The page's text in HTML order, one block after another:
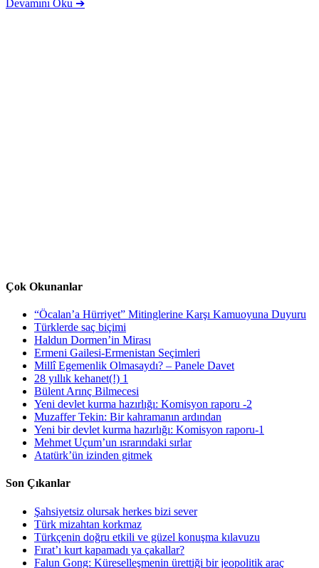
Devamını Oku ➔
Çok Okunanlar
“Öcalan’a Hürriyet” Mitinglerine Karşı Kamuoyuna Duyuru
Türklerde saç biçimi
Haldun Dormen’in Mirası
Ermeni Gailesi-Ermenistan Seçimleri
Millî Egemenlik Olmasaydı? – Panele Davet
28 yıllık kehanet(!) 1
Bülent Arınç Bilmecesi
Yeni devlet kurma hazırlığı: Komisyon raporu -2
Muzaffer Tekin: Bir kahramanın ardından
Yeni bir devlet kurma hazırlığı: Komisyon raporu-1
Mehmet Uçum’un ısrarındaki sırlar
Atatürk’ün izinden gitmek
Son Çıkanlar
Şahsiyetsiz olursak herkes bizi sever
Türk mizahtan korkmaz
Türkçenin doğru etkili ve güzel konuşma kılavuzu
Fırat’ı kurt kapamadı ya çakallar?
Falun Gong: Küreselleşmenin ürettiği bir jeopolitik araç